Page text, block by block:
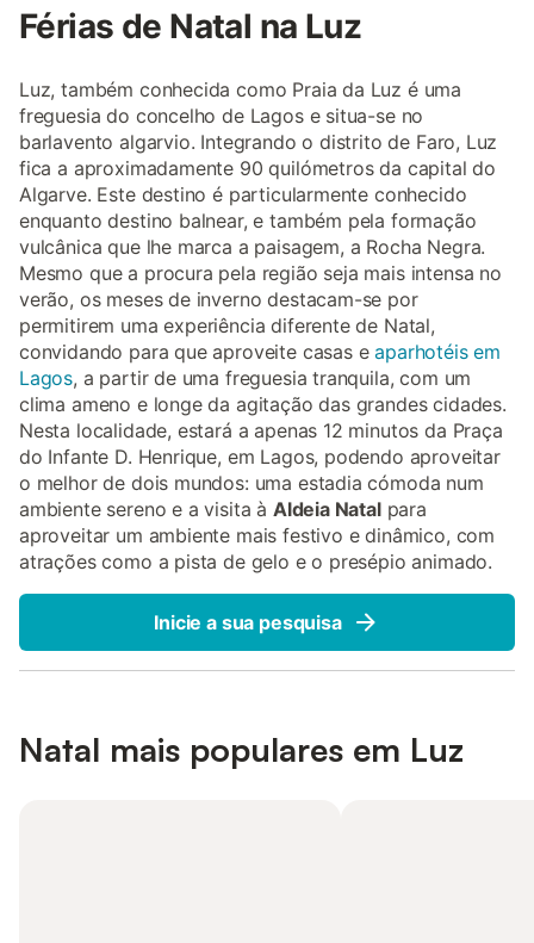
Férias de Natal na Luz
Luz, também conhecida como Praia da Luz é uma
freguesia do concelho de Lagos e situa-se no
barlavento algarvio. Integrando o distrito de Faro, Luz
fica a aproximadamente 90 quilómetros da capital do
Algarve. Este destino é particularmente conhecido
enquanto destino balnear, e também pela formação
vulcânica que lhe marca a paisagem, a Rocha Negra.
Mesmo que a procura pela região seja mais intensa no
verão, os meses de inverno destacam-se por
permitirem uma experiência diferente de Natal,
convidando para que aproveite casas eaparhotéis em
Lagos, a partir de uma freguesia tranquila, com um
clima ameno e longe da agitação das grandes cidades.
Nesta localidade, estará a apenas 12 minutos da Praça
do Infante D. Henrique, em Lagos, podendo aproveitar
o melhor de dois mundos: uma estadia cómoda num
ambiente sereno e a visita à Aldeia Natalpara
aproveitar um ambiente mais festivo e dinâmico, com
atrações como a pista de gelo e o presépio animado.
Inicie a sua pesquisa
Natal mais populares em Luz